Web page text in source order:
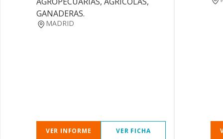
GANADERAS.
MADRID
VER INFORME VER FICHA